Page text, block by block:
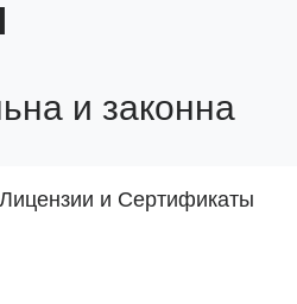
и законна